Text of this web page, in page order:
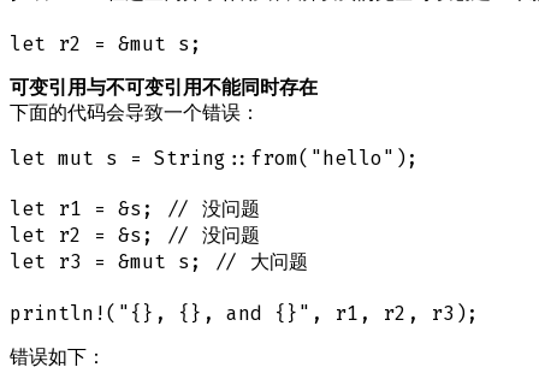
可变引用与不可变引用不能同时存在
下面的代码会导致一个错误：
let mut s = String::from("hello");
let r1 = &s; // 没问题
let r2 = &s; // 没问题
let r3 = &mut s; // 大问题
错误如下：